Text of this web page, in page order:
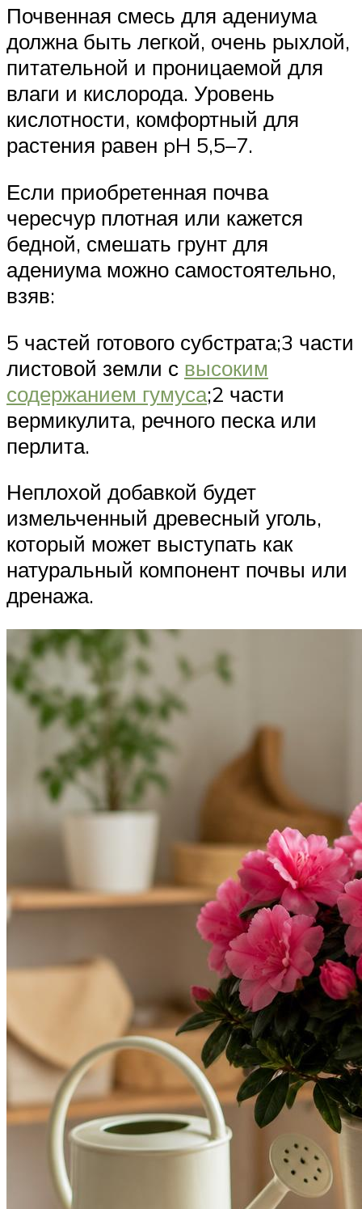
Почвенная смесь для адениума
должна быть легкой, очень рыхлой,
питательной и проницаемой для
влаги и кислорода. Уровень
кислотности, комфортный для
растения равен pH 5,5–7.
Если приобретенная почва
чересчур плотная или кажется
бедной, смешать грунт для
адениума можно самостоятельно,
взяв:
5 частей готового субстрата;3 части
листовой земли с высоким
содержанием гумуса;2 части
вермикулита, речного песка или
перлита.
Неплохой добавкой будет
измельченный древесный уголь,
который может выступать как
натуральный компонент почвы или
дренажа.